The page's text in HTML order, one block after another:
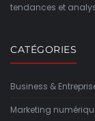
tendances et
CATÉGORIES
Business &
Marketing